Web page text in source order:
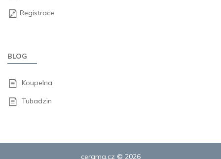
Registrace
BLOG
Koupelna
Tubadzin
cerama.cz © 2026